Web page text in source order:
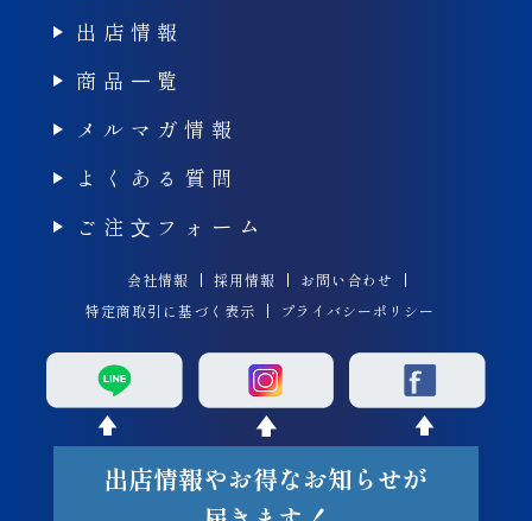
出店情報
商品⼀覧
メルマガ情報
よくある質問
ご注⽂フォーム
会社情報 採用情報
お問い合わせ
特定商取引に基づく表示
プライバシーポリシー
出店情報やお得なお知らせが